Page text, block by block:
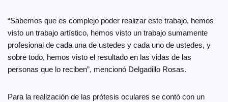
“Sabemos que es complejo poder realizar este trabajo, hemos
visto un trabajo artístico, hemos visto un trabajo sumamente
profesional de cada una de ustedes y cada uno de ustedes, y
sobre todo, hemos visto el resultado en las vidas de las
personas que lo reciben”, mencionó Delgadillo Rosas.
Para la realización de las prótesis oculares se contó con un